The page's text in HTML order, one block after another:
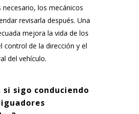
necesario, los mecánicos
revisarla después. Una
mejora la vida de los
control de la dirección y el
del vehículo.
si sigo conduciendo